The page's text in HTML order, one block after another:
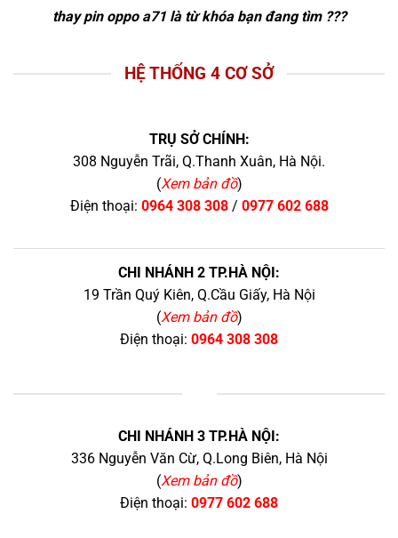
thay pin oppo a71là từ khóa bạn đang tìm ???
HỆ THỐNG 4 CƠ SỞ
TRỤ SỞ CHÍNH:
308 Nguyễn Trãi, Q.Thanh Xuân, Hà Nội.
(Xem bản đồ)
Điện thoại: 0964 308 308/ 0977 602 688
CHI NHÁNH 2 TP.HÀ NỘI:
19 Trần Quý Kiên, Q.Cầu Giấy, Hà Nội
(Xem bản đồ)
Điện thoại: 0964 308 308
CHI NHÁNH 3 TP.HÀ NỘI:
336 Nguyễn Văn Cừ, Q.Long Biên, Hà Nội
(Xem bản đồ)
Điện thoại: 0977 602 688